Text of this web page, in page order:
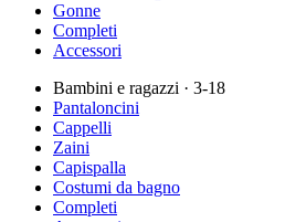
Gonne
Completi
Accessori
Bambini e ragazzi · 3-18
Pantaloncini
Cappelli
Zaini
Capispalla
Costumi da bagno
Completi